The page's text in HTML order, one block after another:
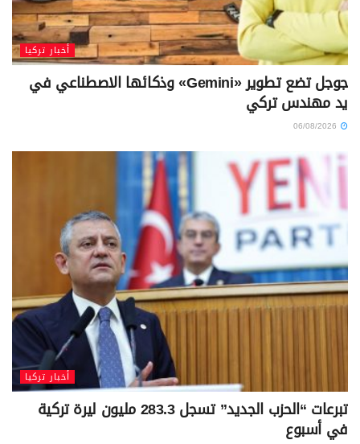
أخبار تركيا
جوجل تضع تطوير «Gemini» وذكائها الاصطناعي في
يد مهندس تركي
أخبار تركيا
تبرعات “الحزب الجديد” تسجل 283.3 مليون ليرة تركية
في أسبوع